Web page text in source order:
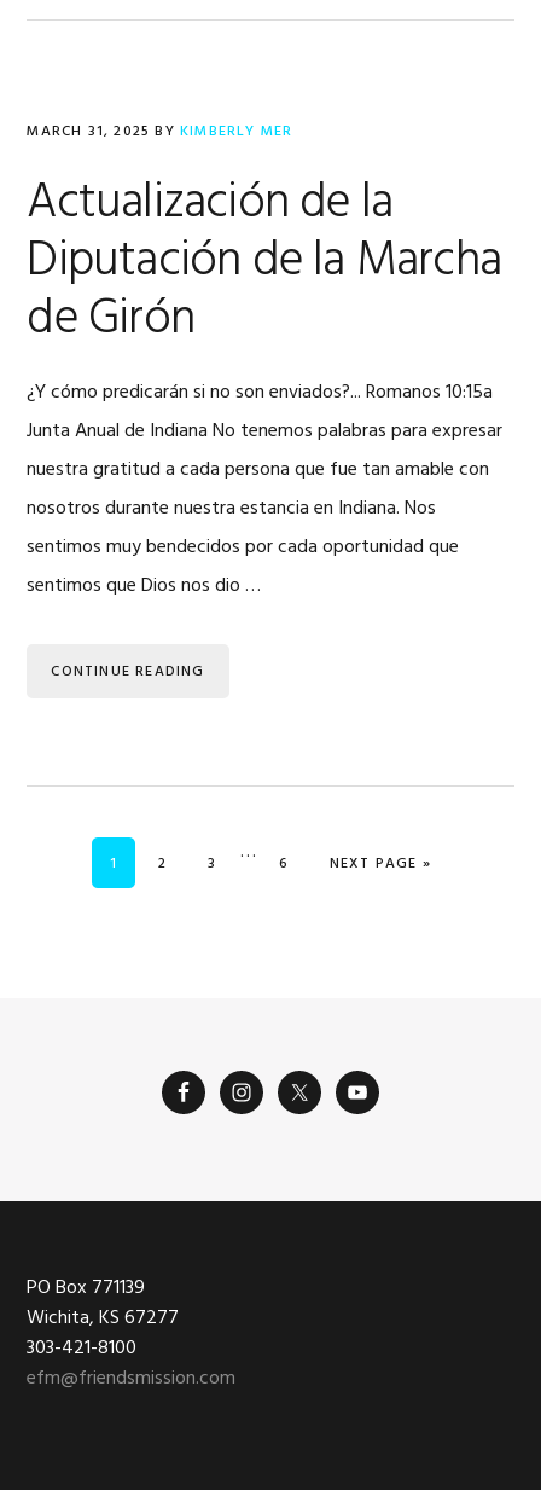
MARCH 31, 2025 BYKIMBERLY MER
Actualización de la
Diputación de la Marcha
de Girón
¿Y cómo predicarán si no son enviados?... Romanos 10:15a
Junta Anual de Indiana No tenemos palabras para expresar
nuestra gratitud a cada persona que fue tan amable con
nosotros durante nuestra estancia en Indiana. Nos
sentimos muy bendecidos por cada oportunidad que
sentimos que Dios nos dio …
CONTINUE READING
PAGE
1 PAGE
2 PAGE
3
Interim
… PAGE
6 GO TO
NEXT PAGE »
Footer
PO Box 771139
Wichita, KS 67277
303-421-8100
efm@friendsmission.com